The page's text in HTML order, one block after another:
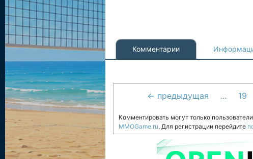
Комментарии
← предыдущая ... 19
Комментировать могут только
MMOGame.ru. Для регистрации перейдите